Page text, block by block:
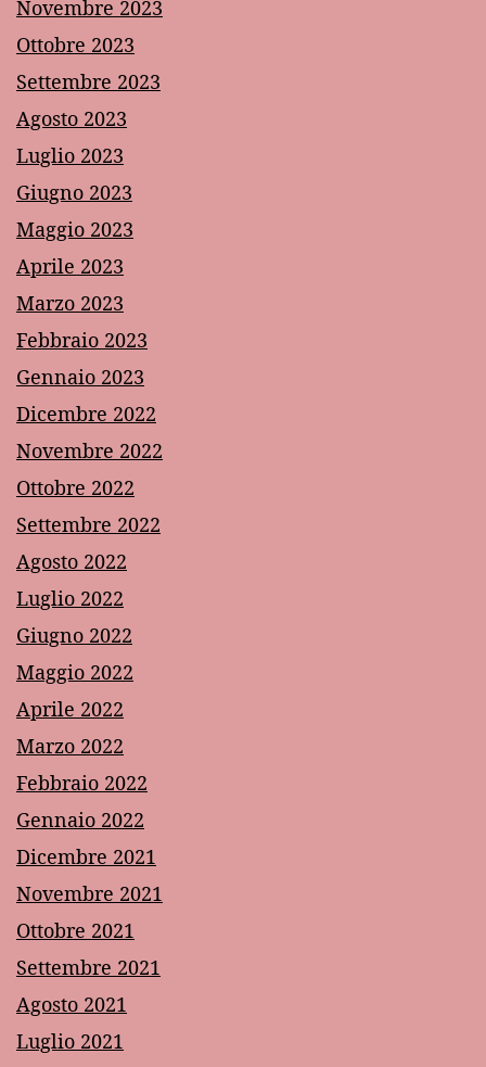
Novembre 2023
Ottobre 2023
Settembre 2023
Agosto 2023
Luglio 2023
Giugno 2023
Maggio 2023
Aprile 2023
Marzo 2023
Febbraio 2023
Gennaio 2023
Dicembre 2022
Novembre 2022
Ottobre 2022
Settembre 2022
Agosto 2022
Luglio 2022
Giugno 2022
Maggio 2022
Aprile 2022
Marzo 2022
Febbraio 2022
Gennaio 2022
Dicembre 2021
Novembre 2021
Ottobre 2021
Settembre 2021
Agosto 2021
Luglio 2021